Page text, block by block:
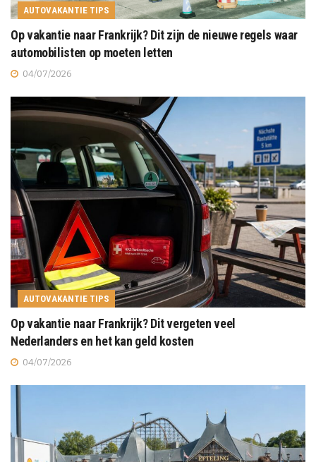
AUTOVAKANTIE TIPS
Op vakantie naar Frankrijk? Dit zijn de nieuwe regels waar
automobilisten op moeten letten
04/07/2026
AUTOVAKANTIE TIPS
Op vakantie naar Frankrijk? Dit vergeten veel
Nederlanders en het kan geld kosten
04/07/2026